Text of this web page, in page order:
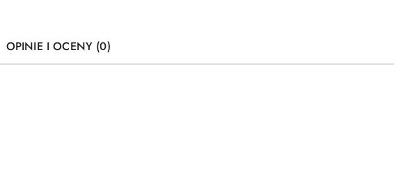
OPINIE I OCENY (0)